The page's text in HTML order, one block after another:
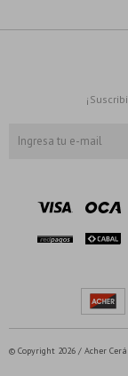
© Copyright 2026 / Acher